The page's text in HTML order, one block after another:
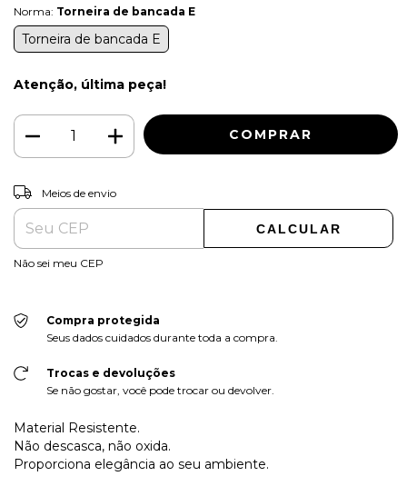
Norma: Torneira de bancada E
Torneira de bancada E
Atenção, última peça!
Entregas para o CEP:
Meios de envio
CALCULAR
Não sei meu CEP
Compra protegida
Seus dados cuidados durante toda a compra.
Trocas e devoluções
Se não gostar, você pode trocar ou devolver.
Material Resistente.
Não descasca, não oxida.
Proporciona elegância ao seu ambiente.